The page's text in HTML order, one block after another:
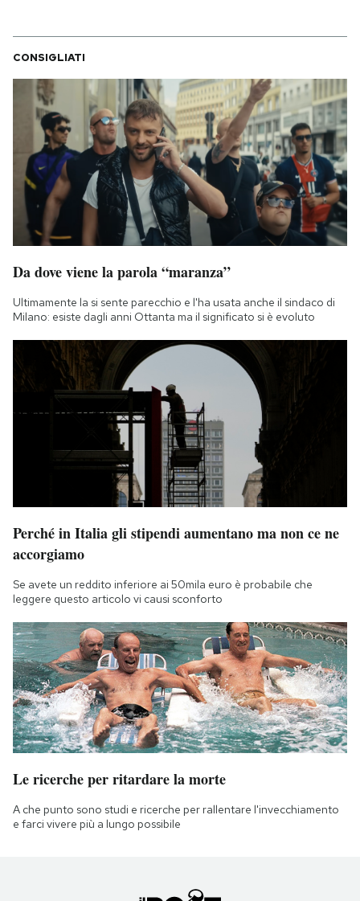
CONSIGLIATI
Da dove viene la parola “maranza”
Ultimamente la si sente parecchio e l'ha usata anche il sindaco di
Milano: esiste dagli anni Ottanta ma il significato si è evoluto
Perché in Italia gli stipendi aumentano ma non ce ne
accorgiamo
Se avete un reddito inferiore ai 50mila euro è probabile che
leggere questo articolo vi causi sconforto
Le ricerche per ritardare la morte
A che punto sono studi e ricerche per rallentare l'invecchiamento
e farci vivere più a lungo possibile